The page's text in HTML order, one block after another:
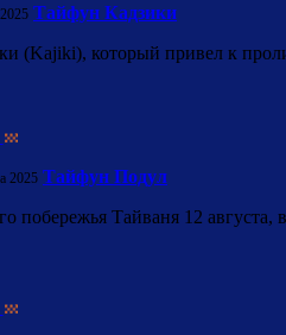
Тайфун Кадзики
(Kajiki), который привел к
2025 Тайфун Подул
побережья Тайваня 12